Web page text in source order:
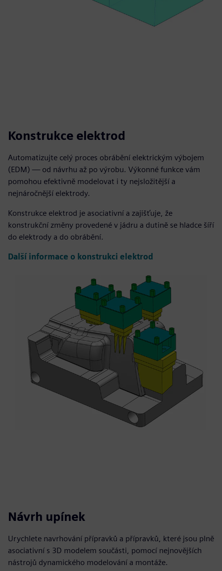
Konstrukce elektrod
Automatizujte celý proces obrábění elektrickým výbojem
(EDM) — od návrhu až po výrobu. Výkonné funkce vám
pomohou efektivně modelovat i ty nejsložitější a
nejnáročnější elektrody.
Konstrukce elektrod je asociativní a zajišťuje, že
konstrukční změny provedené v jádru a dutině se hladce šíří
do elektrody a do obrábění.
Další informace o konstrukci elektrod
Návrh upínek
Urychlete navrhování přípravků a přípravků, které jsou plně
asociativní s 3D modelem součásti, pomocí nejnovějších
nástrojů dynamického modelování a montáže.